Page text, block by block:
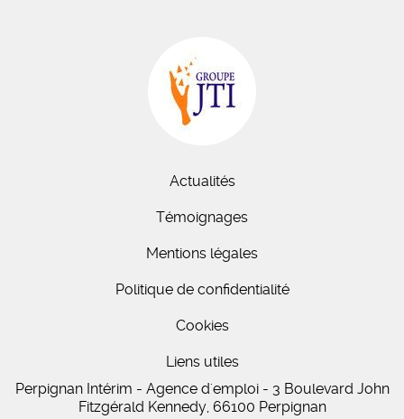
Actualités
Témoignages
Mentions légales
Politique de confidentialité
Cookies
Liens utiles
Perpignan Intérim - Agence d'emploi - 3 Boulevard John
Fitzgérald Kennedy, 66100 Perpignan